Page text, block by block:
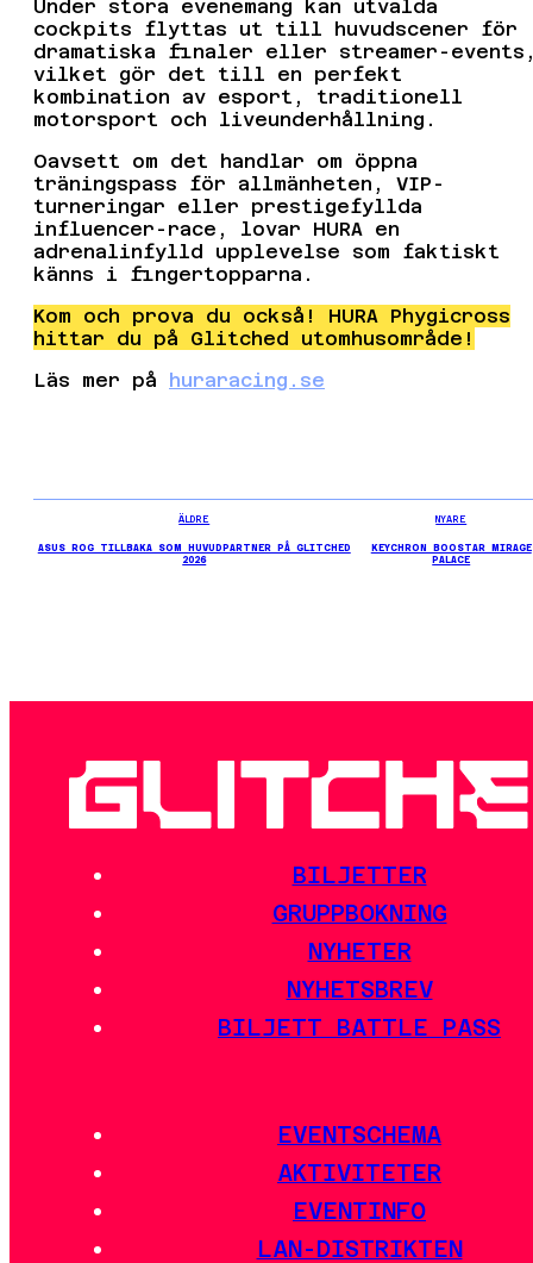
Under stora evenemang kan utvalda
cockpits flyttas ut till huvudscener för
dramatiska finaler eller streamer-
vilket gör det till en perfekt
kombination av esport, traditionell
motorsport och liveunderhållning.
Oavsett om det handlar om öppna
träningspass för allmänheten, VIP-
turneringar eller prestigefyllda
influencer-race, lovar HURA en
adrenalinfylld upplevelse som faktiskt
känns i fingertopparna.
Kom och prova du också! HURA Phygicross
hittar du på Glitched utomhusområde!
Läs mer på
huraracing.se
ÄLDRE
ASUS ROG TILLBAKA SOM HUVUDPARTNER PÅ GLITCHED
2026
NYARE
KEYCHRON BOOSTAR MIRAGE
PALACE
BILJETTER
GRUPPBOKNING
NYHETER
NYHETSBREV
BILJETT BATTLE PASS
EVENTSCHEMA
AKTIVITETER
EVENTINFO
LAN-DISTRIKTEN